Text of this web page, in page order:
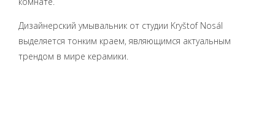
Дизайнерский умывальник от студии Kryštof Nosál
выделяется тонким краем, являющимся актуальным
трендом в мире керамики.